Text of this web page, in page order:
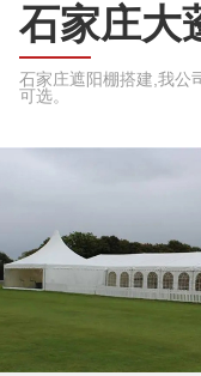
石家庄大
石家庄遮阳棚搭建,我公
可选。